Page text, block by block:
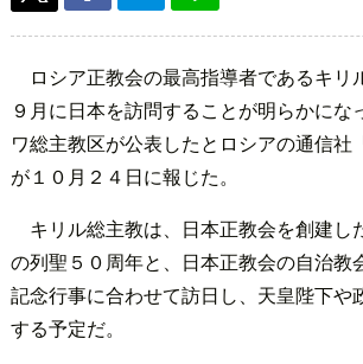
ロシア正教会の最高指導者であるキリ
９月に日本を訪問することが明らかにな
ワ総主教区が公表したとロシアの通信社
が１０月２４日に報じた。
キリル総主教は、日本正教会を創建し
の列聖５０周年と、日本正教会の自治教
記念行事に合わせて訪日し、天皇陛下や
する予定だ。